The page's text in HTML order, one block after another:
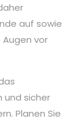
auf sowie
Augen vor
und sicher
Planen Sie